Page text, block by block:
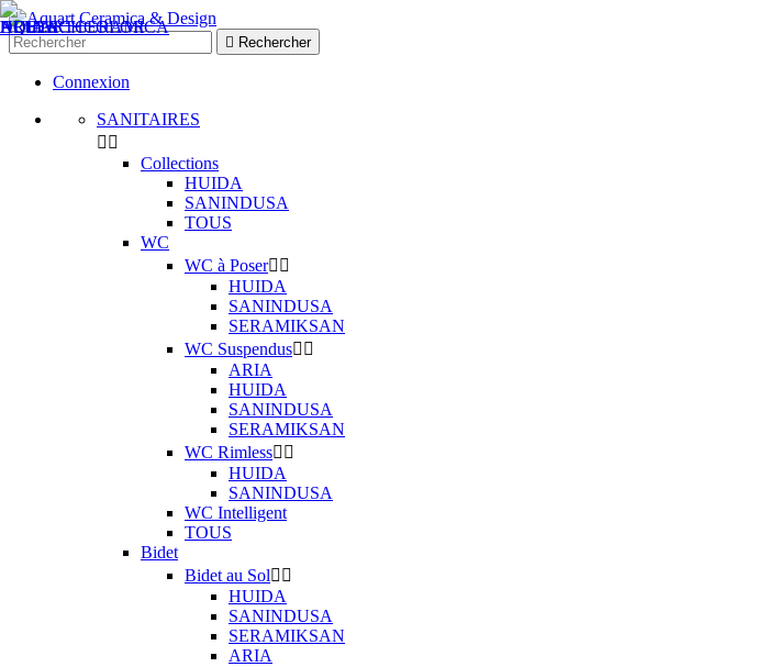
 Rechercher
Connexion
SANITAIRES
 
Collections
HUIDA
SANINDUSA
TOUS
WC
WC à Poser 
HUIDA
SANINDUSA
SERAMIKSAN
WC Suspendus 
ARIA
HUIDA
SANINDUSA
SERAMIKSAN
WC Rimless 
HUIDA
SANINDUSA
WC Intelligent
TOUS
Bidet
Bidet au Sol 
HUIDA
SANINDUSA
SERAMIKSAN
ARIA